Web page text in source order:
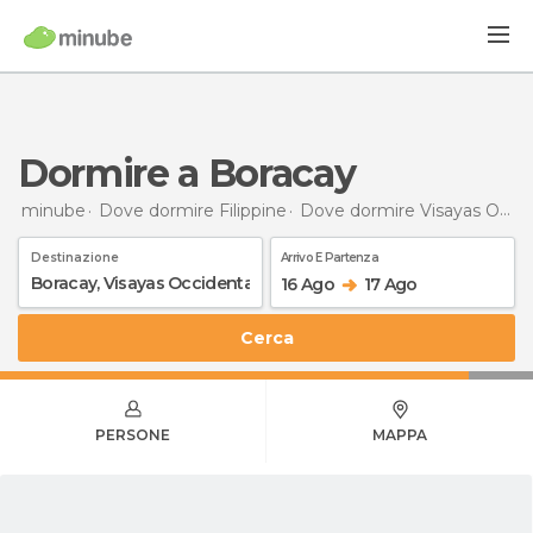
Dormire a Boracay
minube Dove dormire Filippine Dove dormire Visayas Occidentale
Destinazione Arrivo E Partenza
16 Ago 17 Ago
Cerca
PERSONE MAPPA